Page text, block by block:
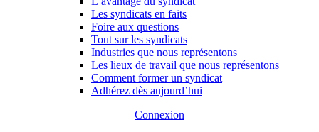
Les syndicats en faits
Foire aux questions
Tout sur les syndicats
Industries que nous représentons
Les lieux de travail que nous représentons
Comment former un syndicat
Adhérez dès aujourd’hui
Connexion